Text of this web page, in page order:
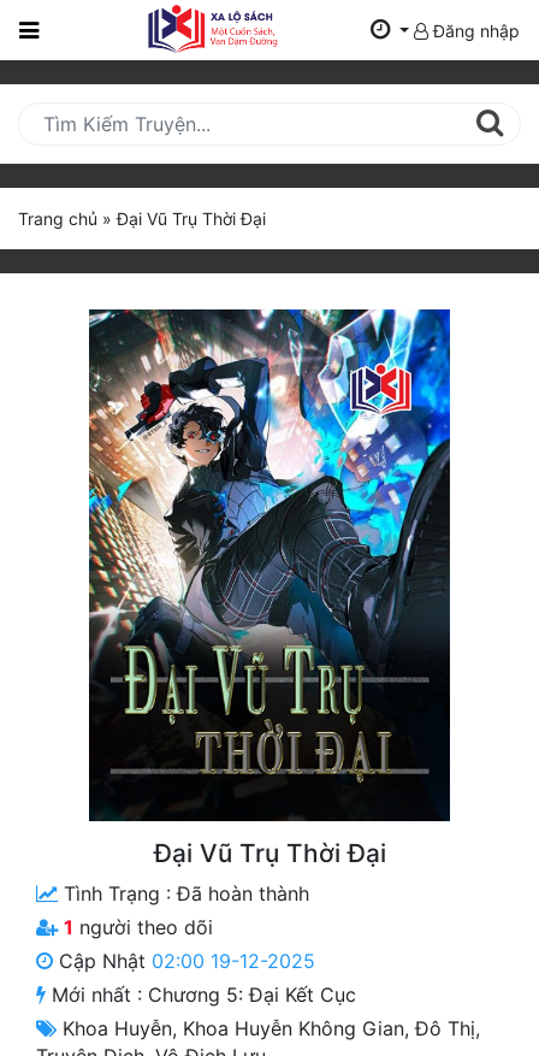
Trang
Mới
Cập
Nhật
(current)
Truyện Mới Ra
Hoàn Thành
Truyện Convert
Truyện Nhập Môn
Truyện ngắn
Cung Đấu
Cạnh Kỹ
Cổ Tiên Hiệp
Đăng nhập
Trang chủ »Đại Vũ Trụ Thời Đại
Đại Vũ Trụ Thời Đại
Tình Trạng :Đã hoàn thành
1 người theo dõi
Cập Nhật 02:00 19-12-2025
Mới nhất : Chương 5: Đại Kết Cục
Khoa Huyễn, Khoa Huyễn Không Gian,Đô Thị,